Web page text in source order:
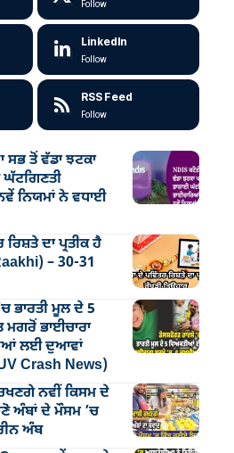
Follow
LinkedIn
Follow
RSS Feed
Follow
ਸਭ ਤੋਂ ਵੱਡਾ ਝਟਕਾ
ਘੱਟਗਿਣਤੀ
ਨਿਯਮਾਂ ਨੇ ਵਧਾਈ
ਦਾ ਪ੍ਰਤੀਕ ਹੈ
– 30-31
ਭਾਰਤੀ ਮੂਲ ਦੇ 5
ਮਗਰੋਂ ਭਾਈਚਾਰਾ
ਲਈ ਦੁਆਵਾਂ
Crash News)
ਨਵੀਂ ਕਿਸਮ ਦੇ
ਅੰਬਾਂ ਦੇ ਮੌਸਮ ’ਚ
ਅੰਬ